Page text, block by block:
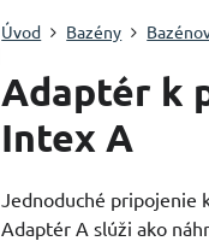
Úvod Bazény
Adaptér k
Intex A
Jednoduché pripojenie
Adaptér A slúži ako